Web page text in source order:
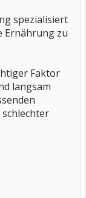
spezialisiert
Ernährung zu
Faktor
langsam